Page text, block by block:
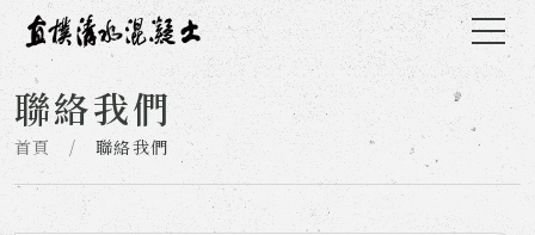
聯絡我們
首頁 / 聯絡我們